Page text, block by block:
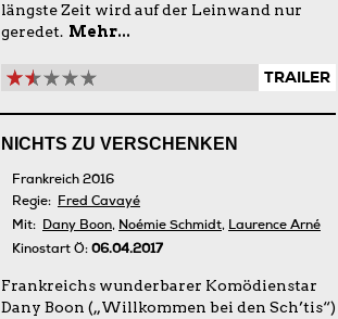
längste Zeit wird auf der Leinwand nur
geredet. Mehr...
TRAILER
NICHTS ZU VERSCHENKEN
Frankreich 2016
Regie: Fred Cavayé
Mit: Dany Boon, Noémie Schmidt, Laurence Arné
Kinostart Ö: 06.04.2017
Frankreichs wunderbarer Komödienstar
Dany Boon („Willkommen bei den Sch’tis“)